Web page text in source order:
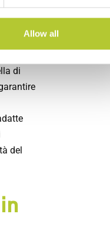
Allow all
di
del